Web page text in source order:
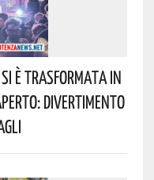
È Trasformata In
Divertimento